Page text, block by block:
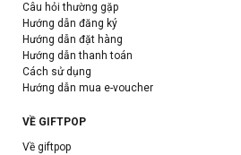
Câu hỏi thường gặp
Hướng dẫn đăng ký
Hướng dẫn đặt hàng
Hướng dẫn thanh toán
Cách sử dụng
Hướng dẫn mua e-voucher
VỀ GIFTPOP
Về giftpop